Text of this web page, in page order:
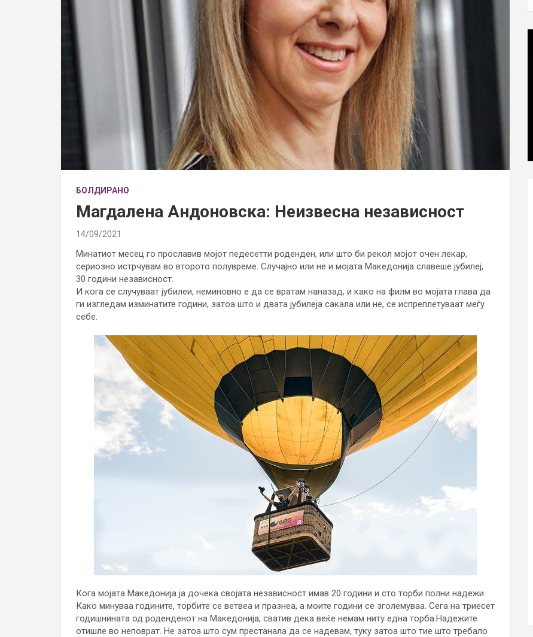
БОЛДИРАНО
Магдалена Андоновска: Неизвесна независност
14/09/2021
Минатиот месец го прославив мојот педесетти роденден, или што би рекол мојот очен лекар,
сериозно истрчувам во второто полувреме. Случајно или не и мојата Македонија славеше јубилеј,
30 години независност.
И кога се случуваат јубилеи, неминовно е да се вратам наназад, и како на филм во мојата глава да
ги изгледам изминатите години, затоа што и двата јубилеја сакала или не, се испреплетуваат меѓу
себе.
Кога мојата Македонија ја дочека својата независност имав 20 години и сто торби полни надежи.
Како минуваа годините, торбите се ветвеа и празнеа, а моите години се зголемуваа. Сега на триесет
годишнината од роденденот на Македонија, сватив дека веќе немам ниту една торба.Надежите
отишле во неповрат. Не затоа што сум престанала да се надевам, туку затоа што тие што требало